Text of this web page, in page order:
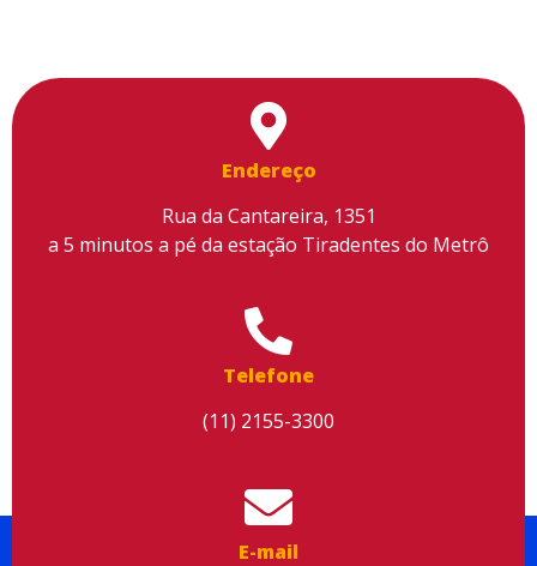
Endereço
Rua da Cantareira, 1351
a 5 minutos a pé da estação Tiradentes do Metrô
Telefone
(11) 2155-3300
E-mail
Utilizamos cookies para facilitar o uso do site, personalizar o
conteúdo, melhorar o seu desempenho e proporcionar mais
segurança à sua navegação. Para saber mais, consulte nossa
Política de Privacidade